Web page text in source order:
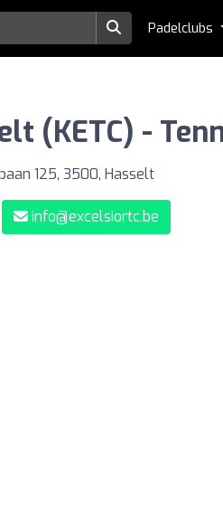
Padelclubs
(KETC) -
125, 3500, Hasselt
info@excelsiortc.be